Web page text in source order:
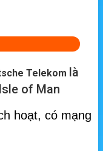
Telekom là
of Man
hoạt, có mạng